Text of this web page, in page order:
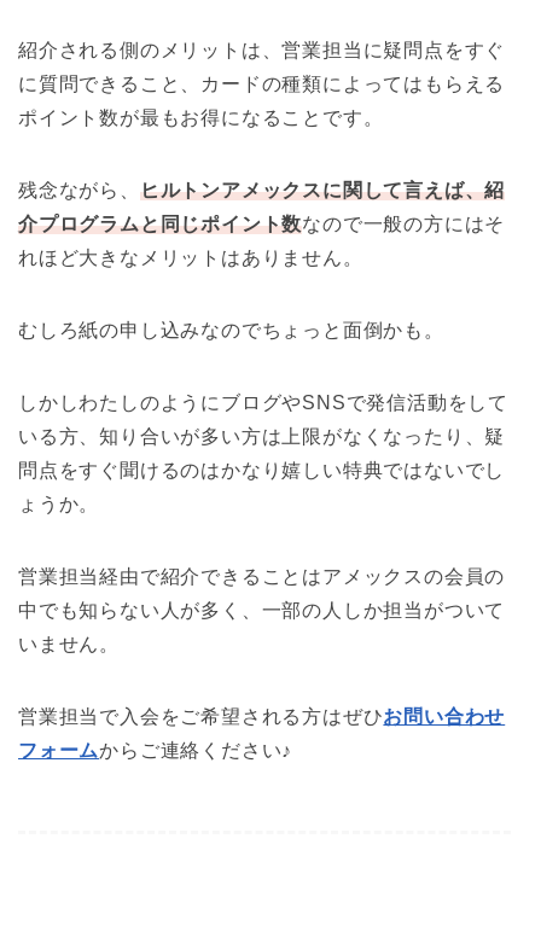
紹介される側のメリットは、営業担当に疑問点をすぐ
に質問できること、カードの種類によってはもらえる
ポイント数が最もお得になることです。
残念ながら、 ヒルトンアメックスに関して言えば、紹
介プログラムと同じポイント数なので一般の方にはそ
れほど大きなメリットはありません。
むしろ紙の申し込みなのでちょっと面倒かも。
しかしわたしのようにブログやSNSで発信活動をして
いる方、知り合いが多い方は上限がなくなったり、疑
問点をすぐ聞けるのはかなり嬉しい特典ではないでし
ょうか。
営業担当経由で紹介できることはアメックスの会員の
中でも知らない人が多く、一部の人しか担当がついて
いません。
営業担当で入会をご希望される方はぜひお問い合わせ
フォームからご連絡ください♪